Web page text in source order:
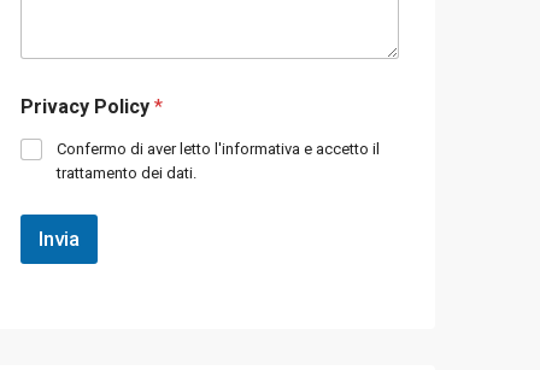
o
i
t
e
n
i
t
o
s
a
Privacy Policy *
Confermo di aver letto l'informativa e accetto il
trattamento dei dati.
Invia